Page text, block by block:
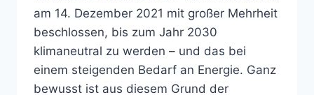
am 14. Dezember 2021 mit großer Mehrheit
beschlossen, bis zum Jahr 2030
klimaneutral zu werden – und das bei
einem steigenden Bedarf an Energie. Ganz
bewusst ist aus diesem Grund der